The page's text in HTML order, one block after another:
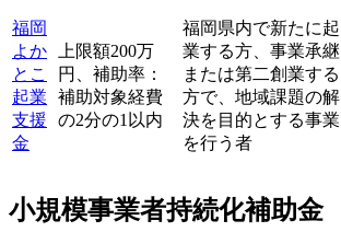
福岡
よか
とこ
起業
支援
金
上限額200万
円、補助率：
補助対象経費
の2分の1以内
福岡県内で新たに起
業する方、事業承継
または第二創業する
方で、地域課題の解
決を目的とする事業
を行う者
小規模事業者持続化補助金